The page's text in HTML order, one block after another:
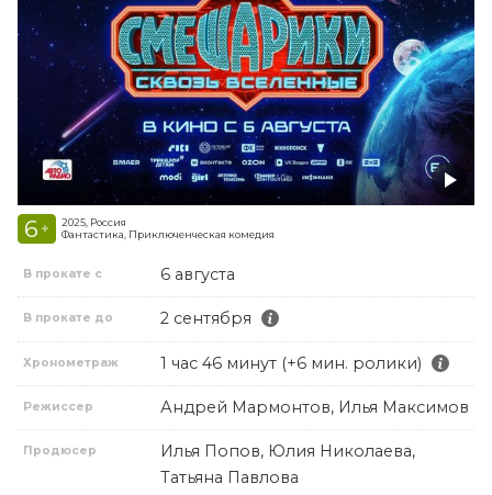
6 +
2025, Россия
Фантастика, Приключенческая комедия
В прокате с 6 августа
В прокате до 2 сентября
Хронометраж 1 час 46 минут (+6 мин. ролики)
Режиссер Андрей Мармонтов, Илья Максимов
Продюсер
Илья Попов, Юлия Николаева,
Татьяна Павлова